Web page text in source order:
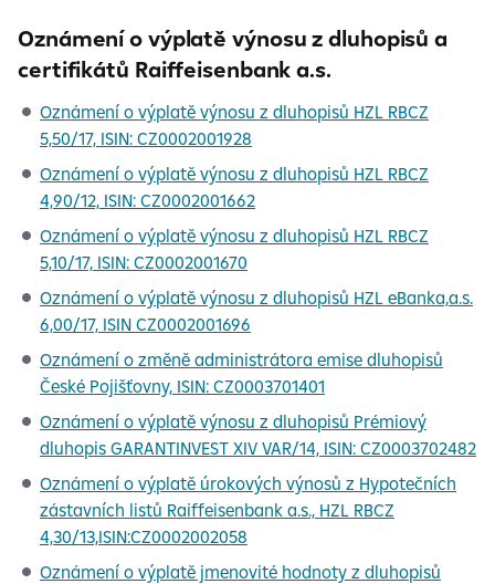
Oznámení o výplatě výnosu z dluhopisů a
certifikátů Raiffeisenbank a.s.
Oznámení o výplatě výnosu z dluhopisů HZL RBCZ
5,50/17, ISIN: CZ0002001928
Oznámení o výplatě výnosu z dluhopisů HZL RBCZ
4,90/12, ISIN: CZ0002001662
Oznámení o výplatě výnosu z dluhopisů HZL RBCZ
5,10/17, ISIN: CZ0002001670
Oznámení o výplatě výnosu z dluhopisů HZL eBanka,a.s.
6,00/17, ISIN CZ0002001696
Oznámení o změně administrátora emise dluhopisů
České Pojišťovny, ISIN: CZ0003701401
Oznámení o výplatě výnosu z dluhopisů Prémiový
dluhopis GARANTINVEST XIV VAR/14, ISIN: CZ0003702482
Oznámení o výplatě úrokových výnosů z Hypotečních
zástavních listů Raiffeisenbank a.s., HZL RBCZ
4,30/13,ISIN:CZ0002002058
Oznámení o výplatě jmenovité hodnoty z dluhopisů